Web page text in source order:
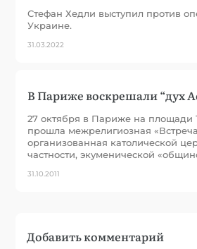
Стефан Хедли выступил против
Украине.
31.03.2022
В Париже воскрешали “дух
27 октября в Париже на площади
прошла межрелигиозная
организованная католической
частности, экуменической
31.10.2011
Добавить комментарий